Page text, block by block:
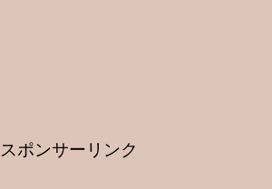
スポンサーリンク